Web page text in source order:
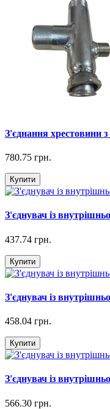
З'єднання хрестовини
780.75 грн.
Купити
З'єднувач із
437.74 грн.
Купити
З'єднувач із
458.04 грн.
Купити
З'єднувач із
566.30 грн.